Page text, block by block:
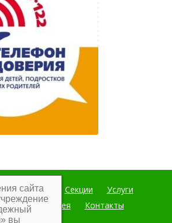
Секции
Услуги
Фотогалерея Контакты
сайта
вы